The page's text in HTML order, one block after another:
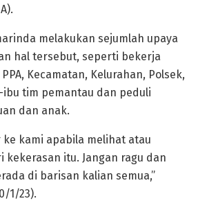
melakukan sejumlah upaya
hal tersebut, seperti bekerja
Kecamatan, Kelurahan, Polsek,
ibu tim pemantau dan peduli
dan anak.
ke kami apabila melihat atau
kekerasan itu. Jangan ragu dan
di barisan kalian semua,”
1/23).